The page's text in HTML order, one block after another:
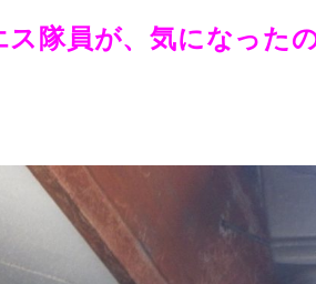
隊員が、気になった